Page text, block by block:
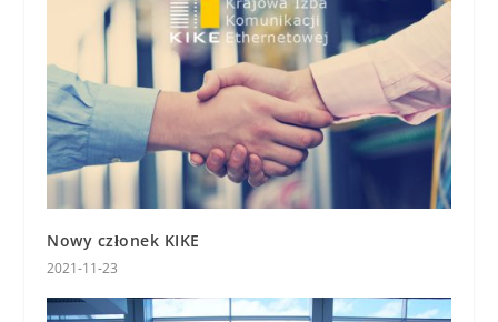
Nowy członek KIKE
2021-11-23